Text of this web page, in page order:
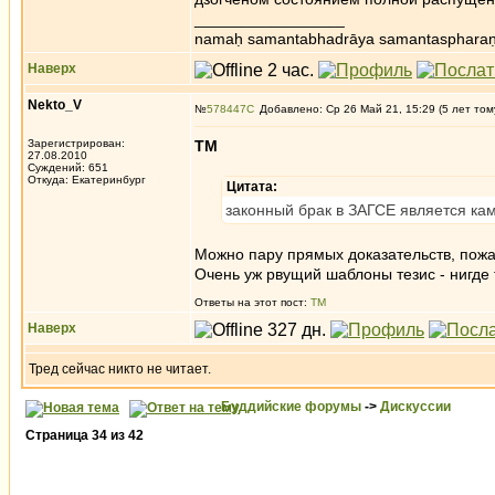
namaḥ samantabhadrāya
Наверх
Nekto_V
Зарегистрирован:
27.08.2010
Суждений: 651
Откуда: Екатеринбург
№578447 Добавлено: Ср 26 Май 21, 15:29 (5 лет
ТМ
Цитата:
законный брак в ЗАГСЕ является
Можно пару прямых доказательств,
Очень уж рвущий шаблоны тезис - нигде
Ответы на этот пост: ТМ
Наверх
Тред сейчас никто не читает.
Буддийские форумы -> Дискуссии
Страница 34 из 42